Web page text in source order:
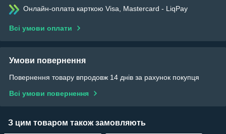
Онлайн-оплата карткою Visa, Mastercard - LiqPay
Всі умови оплати
Умови повернення
Повернення товару впродовж 14 днів за рахунок покупця
Всі умови повернення
З цим товаром також замовляють